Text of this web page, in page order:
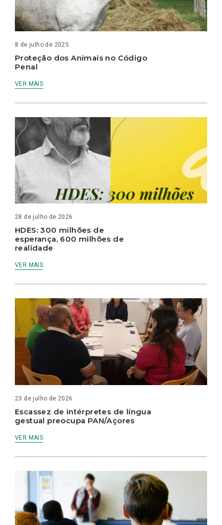
8 de julho de 2025
Proteção dos Animais no Código
Penal
VER MAIS
28 de julho de 2026
HDES: 300 milhões de
esperança, 600 milhões de
realidade
VER MAIS
23 de julho de 2026
Escassez de intérpretes de língua
gestual preocupa PAN/Açores
VER MAIS